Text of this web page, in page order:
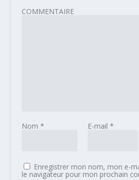
COMMENTAIRE
Nom * E-mail *
Enregistrer mon nom, mon e-
le navigateur pour mon prochain